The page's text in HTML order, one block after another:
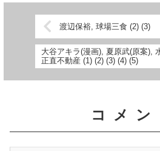
や...
渡辺保裕, 球場三食 (2) (3)
大谷アキラ(漫画), 夏原武(原案),
正直不動産 (1) (2) (3) (4) (5)
コメン